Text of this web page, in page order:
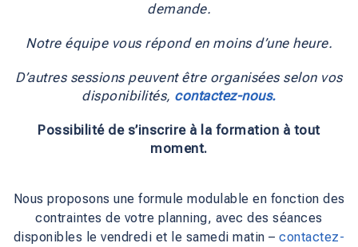
demande.
Notre équipe vous répond en moins d’une heure.
D’autres sessions peuvent être organisées selon vos
disponibilités, contactez-nous.
Possibilité de s’inscrire à la formation à tout
moment.
Nous proposons une formule modulable en fonction des
contraintes de votre planning, avec des séances
disponibles le vendredi et le samedi matin –contactez-